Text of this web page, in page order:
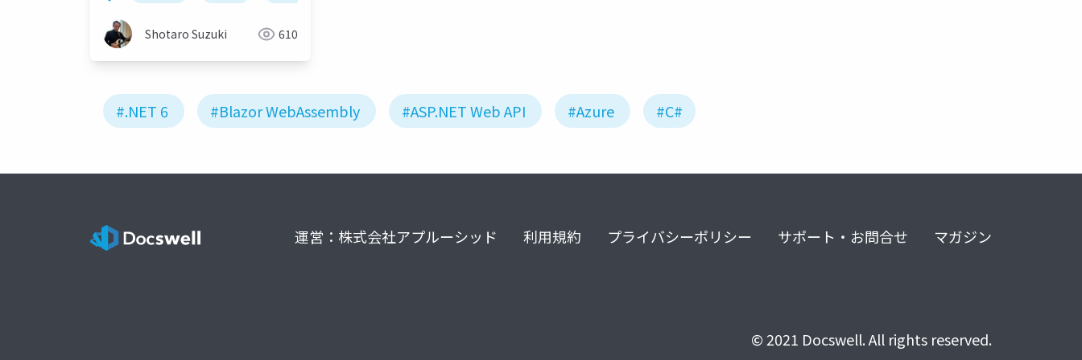
Shotaro Suzuki 610
#.NET 6 #Blazor WebAssembly #ASP.NET Web API #Azure #C#
運営：株式会社アプルーシッド 利用規約 プライバシーポリシー サポート・お問合せ マガジン
© 2021 Docswell. All rights reserved.